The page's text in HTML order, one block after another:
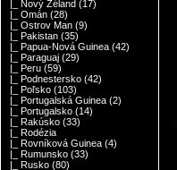
|_ Nový Zéland (17)
|_ Omán (28)
|_ Ostrov Man (9)
|_ Pakistan (35)
|_ Papua-Nová Guinea (42)
|_ Paraguaj (29)
|_ Peru (59)
|_ Podnestersko (42)
|_ Poľsko (103)
|_ Portugalská Guinea (2)
|_ Portugalsko (14)
|_ Rakúsko (33)
|_ Rodézia
|_ Rovníková Guinea (4)
|_ Rumunsko (33)
|_ Rusko (80)